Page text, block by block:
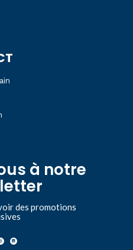
à notre
des promotions